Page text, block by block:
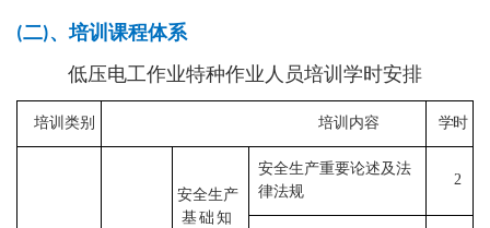
(二)、培训课程体系
低压电工作业特种作业人员培训学时安排
培训类别 培训内容 学时
安全生产
基础知
安全生产重要论述及法
律法规
2